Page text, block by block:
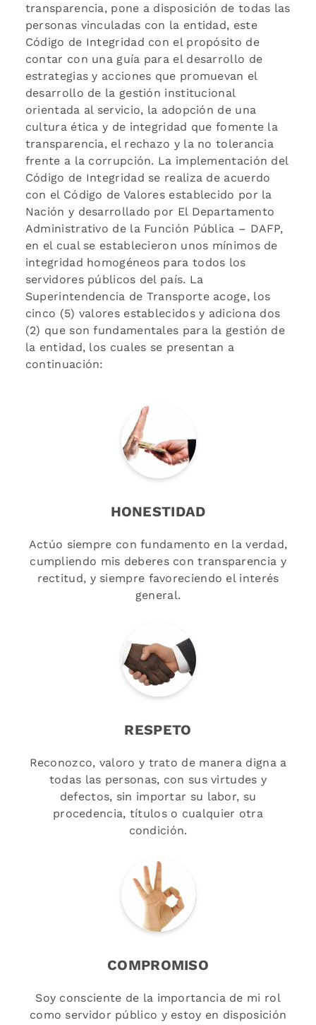
transparencia, pone a disposición de todas las
personas vinculadas con la entidad, este
Código de Integridad con el propósito de
contar con una guía para el desarrollo de
estrategias y acciones que promuevan el
desarrollo de la gestión institucional
orientada al servicio, la adopción de una
cultura ética y de integridad que fomente la
transparencia, el rechazo y la no tolerancia
frente a la corrupción. La implementación del
Código de Integridad se realiza de acuerdo
con el Código de Valores establecido por la
Nación y desarrollado por El Departamento
Administrativo de la Función Pública – DAFP,
en el cual se establecieron unos mínimos de
integridad homogéneos para todos los
servidores públicos del país. La
Superintendencia de Transporte acoge, los
cinco (5) valores establecidos y adiciona dos
(2) que son fundamentales para la gestión de
la entidad, los cuales se presentan a
continuación:
HONESTIDAD
Actúo siempre con fundamento en la verdad,
cumpliendo mis deberes con transparencia y
rectitud, y siempre favoreciendo el interés
general.
RESPETO
Reconozco, valoro y trato de manera digna a
todas las personas, con sus virtudes y
defectos, sin importar su labor, su
procedencia, títulos o cualquier otra
condición.
COMPROMISO
Soy consciente de la importancia de mi rol
como servidor público y estoy en disposición